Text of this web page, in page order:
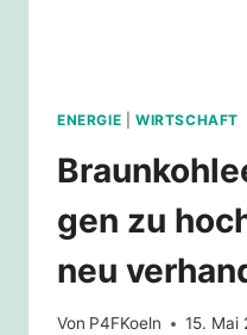
ENERGIE WIRTSCHAFT
gen zu
neu
Von P4FKoeln 15. Mai